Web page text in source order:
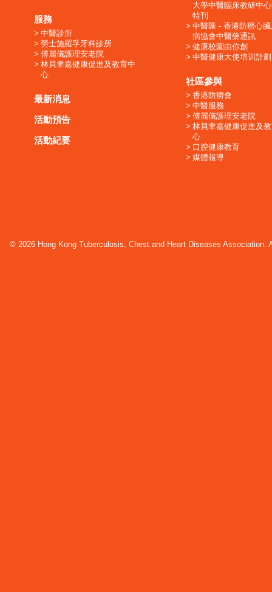
服務
中醫診所
勞士施羅孚牙科診所
傅麗儀護理安老院
林貝聿嘉健康促進及教育中
心
最新消息
活動預告
活動紀要
大學中醫臨床教研中
特刊
中醫匯 - 香港防癆心
病協會中醫藥通訊
健康校園由你創
中醫健康大使培训計劃
社區參與
香港防癆會
中醫服務
傅麗儀護理安老院
林貝聿嘉健康促進及
心
口腔健康教育
媒體報導
© 2026 Hong Kong Tuberculosis, Chest and Heart Diseases Association.